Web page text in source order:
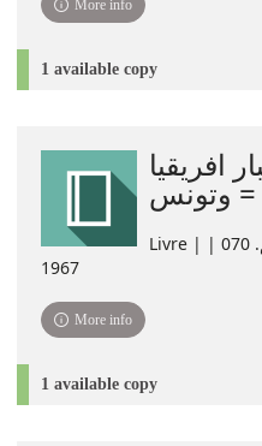
More info
1 available copy
افريقيا
وتونس =
Livre | ابن دينار, أبو عبد الله أبو القاسم. 070 |
1967
More info
1 available copy